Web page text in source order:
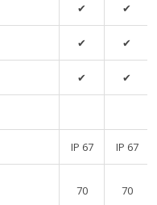
✔ ✔
✔ ✔
✔ ✔
IP 67 IP 67
70 70